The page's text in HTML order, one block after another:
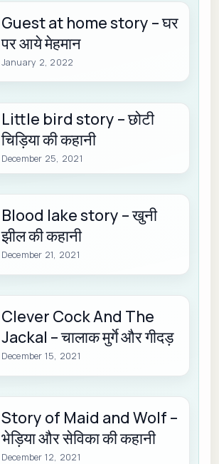
Guest at home story – घर
पर आये मेहमान
January 2, 2022
Little bird story – छोटी
चिड़िया की कहानी
December 25, 2021
Blood lake story – खुनी
झील की कहानी
December 21, 2021
Clever Cock And The
Jackal – चालाक मुर्गे और गीदड़
December 15, 2021
Story of Maid and Wolf –
भेड़िया और सेविका की कहानी
December 12, 2021